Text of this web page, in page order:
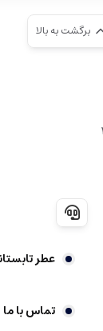
برگشت به بالا
عطر
تماس با ما